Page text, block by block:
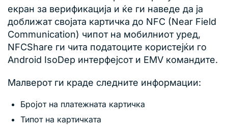
екран за верификација и ќе ги наведе да ја
доближат својата картичка до NFC (Near Field
Communication) чипот на мобилниот уред,
NFCShare ги чита податоците користејќи го
Android IsoDep интерфејсот и EMV командите.
Малверот ги краде следните информации:
Бројот на платежната картичка
Типот на картичката